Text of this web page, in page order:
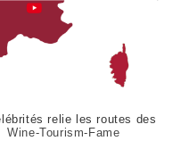
relie les routes des
Wine-Tourism-Fame